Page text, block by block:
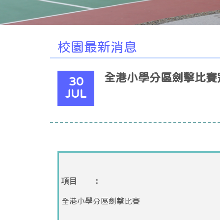
校園最新消息
30
JUL
全港小學分區劍擊比賽
項目 ：
全港小學分區劍擊比賽